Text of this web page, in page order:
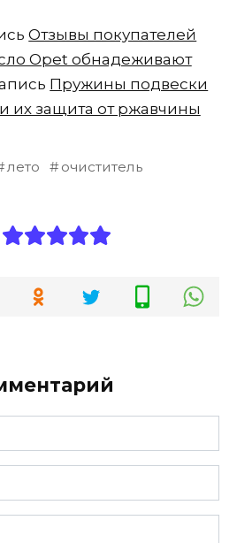
Отзывы покупателей
Opet обнадеживают
Пружины подвески
их защита от ржавчины
лето
очиститель